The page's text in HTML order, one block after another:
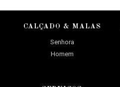
CALÇADO & MALAS
Senhora
Homem